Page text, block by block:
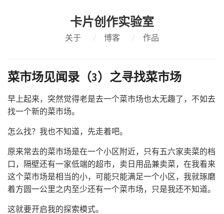
卡片创作实验室
关于 / 博客 / 作品
菜市场见闻录（3）之寻找菜市场
早上起来，突然觉得老是去一个菜市场也太无趣了，不如去
找一个新的菜市场。
怎么找？我也不知道，先走着吧。
原来常去的菜市场是在一个小区附近，只有五六家卖菜的档
口，隔壁还有一家低端的超市，卖日用品兼卖菜，在我看来
这个菜市场是相当的小，可能只能满足一个小区，我就琢磨
着方圆一公里之内至少还有一个菜市场，只是我还不知道。
这就要开启我的探索模式。